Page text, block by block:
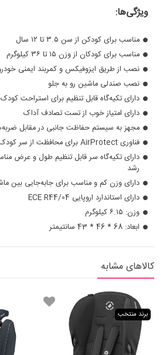
ویژگی‌ها:
مناسب برای کودکن از سن ۳.۵ تا ۱۲ سال
مناسب برای کودکان از وزن ۱۵ تا ۳۶ کیلوگرم
نصب از طریق ایزوفیکس و کمربند ایمنی
نصب صندلی ماشین رو به جلو
دارای تکیه‌گاه قابل تنظیم برای استراحت کودک
دارای امتیاز خوب از تست تصادف آداک
مجهز به سیستم حفاظت جانبی در مقابل
فناوری AirProtect برای محافظت از سر کودک
دارای تکیه‌گاه سر قابل تنظیم طول و عرض
رشد
دارای وزن کم و مناسب برای جا‌به‌جایی بین
دارای استاندارد اروپایی ECE R44/04
وزن: ۶.۱۵ کیلوگرم
ابعاد: 68 * 46 * 43 سانتیمتر
کالاهای مشابه
برند منتخب